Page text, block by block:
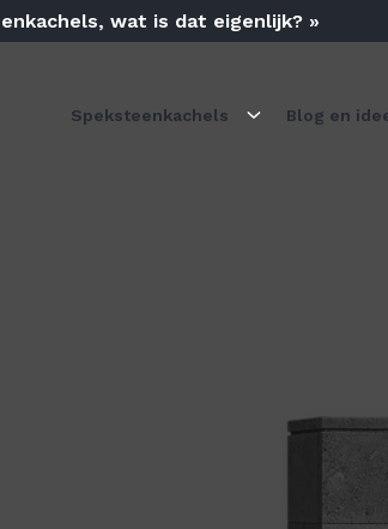
wat is dat eigenlijk? »
Speksteenkachels Blog en